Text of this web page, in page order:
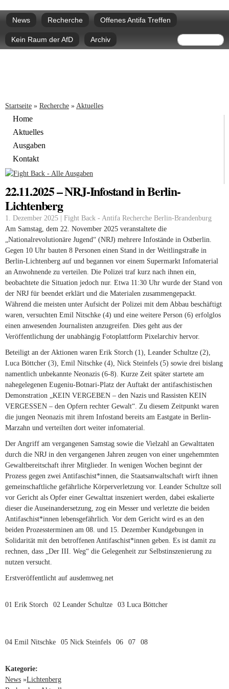
zum
Hauptmenü
News Recherche Offenes Antifa Treffen
Kein Raum der AfD Archiv Suche
Sie sind hier
Startseite » Recherche » Aktuelles
Home
Aktuelles
Ausgaben
Kontakt
22.11.2025 – NRJ-Infostand in Berlin-
Lichtenberg
1. Dezember 2025 | Fight Back - Antifa Recherche Berlin-Brandenburg
Am Samstag, dem 22. November 2025 veranstaltete die
„Nationalrevolutionäre Jugend“ (NRJ) mehrere Infostände in Ostberlin.
Gegen 10 Uhr bauten 8 Personen einen Stand in der Weitlingstraße in
Berlin-Lichtenberg auf und begannen vor einem Supermarkt Infomaterial
an Anwohnende zu verteilen. Die Polizei traf kurz nach ihnen ein,
beobachtete die Situation jedoch nur. Etwa 11:30 Uhr wurde der Stand von
der NRJ für beendet erklärt und die Materialen zusammengepackt.
Während die meisten unter Aufsicht der Polizei mit dem Abbau beschäftigt
waren, versuchten Emil Nitschke (4) und eine weitere Person (6) erfolglos
einen anwesenden Journalisten anzugreifen. Dies geht aus der
Veröffentlichung der unabhängig Fotoplattform Pixelarchiv hervor.
Beteiligt an der Aktionen waren Erik Storch (1), Leander Schultze (2),
Luca Böttcher (3), Emil Nitschke (4), Nick Steinfels (5) sowie drei bislang
namentlich unbekannte Neonazis (6-8). Kurze Zeit später startete am
nahegelegenen Eugeniu-Botnari-Platz der Auftakt der antifaschistischen
Demonstration „KEIN VERGEBEN – den Nazis und Rassisten KEIN
VERGESSEN – den Opfern rechter Gewalt“. Zu diesem Zeitpunkt waren
die jungen Neonazis mit ihrem Infostand bereits am Eastgate in Berlin-
Marzahn und verteilten dort weiter infomaterial.
Der Angriff am vergangenen Samstag sowie die Vielzahl an Gewalttaten
durch die NRJ in den vergangenen Jahren zeugen von einer ungehemmten
Gewaltbereitschaft ihrer Mitglieder. In wenigen Wochen beginnt der
Prozess gegen zwei Antifaschist*innen, die Staatsanwaltschaft wirft ihnen
gemeinschaftliche gefährliche Körperverletzung vor. Leander Schultze soll
vor Gericht als Opfer einer Gewalttat inszeniert werden, dabei eskalierte
dieser die Auseinandersetzung, zog ein Messer und verletzte die beiden
Antifaschist*innen lebensgefährlich. Vor dem Gericht wird es an den
beiden Prozessterminen am 08. und 15. Dezember Kundgebungen in
Solidarität mit den betroffenen Antifaschist*innen geben. Es ist damit zu
rechnen, dass „Der III. Weg“ die Gelegenheit zur Selbstinszenierung zu
nutzen versucht.
Erstveröffentlicht auf ausdemweg.net
01 Erik Storch 02 Leander Schultze 03 Luca Böttcher
04 Emil Nitschke 05 Nick Steinfels 06 07 08
Kategorie:
News »Lichtenberg